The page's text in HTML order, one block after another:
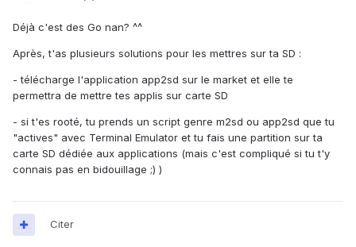
Déjà c'est des Go nan? ^^
Après, t'as plusieurs solutions pour les mettres sur ta SD :
- télécharge l'application app2sd sur le market et elle te
permettra de mettre tes applis sur carte SD
- si t'es rooté, tu prends un script genre m2sd ou app2sd que tu
"actives" avec Terminal Emulator et tu fais une partition sur ta
carte SD dédiée aux applications (mais c'est compliqué si tu t'y
connais pas en bidouillage ;) )
Citer